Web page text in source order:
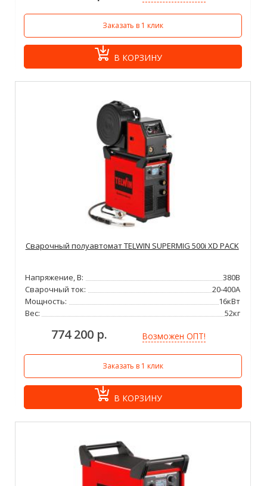
Заказать в 1 клик
В КОРЗИНУ
Сварочный полуавтомат TELWIN SUPERMIG 500i XD PACK
Напряжение, В:
380В
Сварочный ток:
20-400А
Мощность:
16кВт
Вес:
52кг
774 200 р. Возможен ОПТ!
Заказать в 1 клик
В КОРЗИНУ